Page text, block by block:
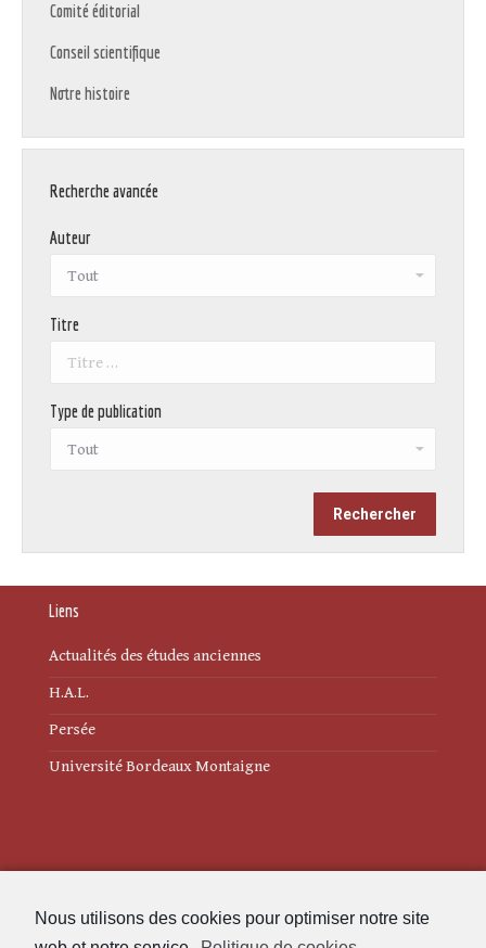
Nous utilisons des cookies pour optimiser notre site
Comité éditorial
Conseil scientifique
Notre histoire
Recherche avancée
Auteur
Titre
Type de publication
Liens
Actualités des études anciennes
H.A.L.
Persée
Université Bordeaux Montaigne
Politique de cookies (UE)